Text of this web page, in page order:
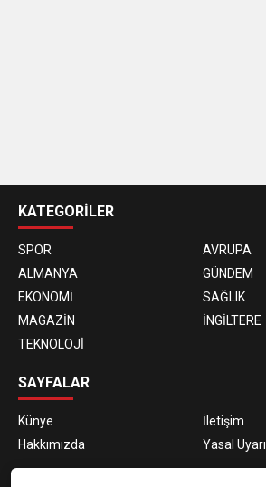
siteleri
KATEGORİLER
SPOR
AVRUPA
ALMANYA
GÜNDEM
EKONOMİ
SAĞLIK
MAGAZİN
İNGİLTERE
TEKNOLOJİ
SAYFALAR
Künye
İletişim
Hakkımızda
Yasal Uyarı